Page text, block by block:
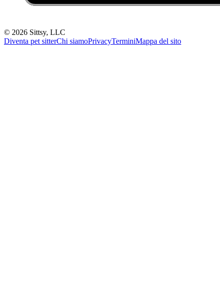
© 2026 Sittsy, LLC
Diventa pet sitterChi siamoPrivacyTerminiMappa del sito